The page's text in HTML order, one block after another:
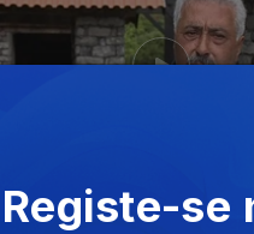
Ep. 31 04 jun. 2018
Registe-se